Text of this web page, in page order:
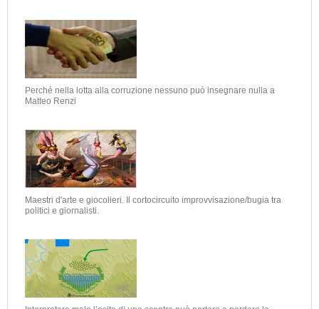
Perché nella lotta alla corruzione nessuno può insegnare nulla a
Matteo Renzi
Maestri d'arte e giocolieri. Il cortocircuito improvvisazione/bugia tra
politici e giornalisti.